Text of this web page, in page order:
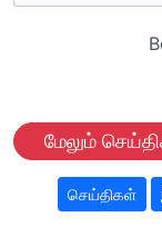
மேலும்
செய்திகள்